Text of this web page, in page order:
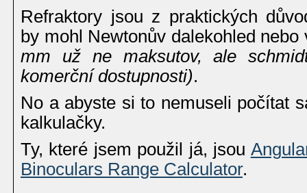
Refraktory jsou z praktických
by mohl Newtonův dalekohled
mm už ne maksutov, ale
komerční dostupnosti).
No a abyste si to nemuseli počítat
kalkulačky.
Ty, které jsem použil já, jsou
Binoculars Range Calculator.